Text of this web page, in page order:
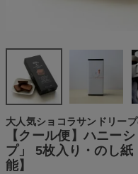
大人気ショコラサンドリー
【クール便】ハニー
プ」 5枚入り・のし
能】